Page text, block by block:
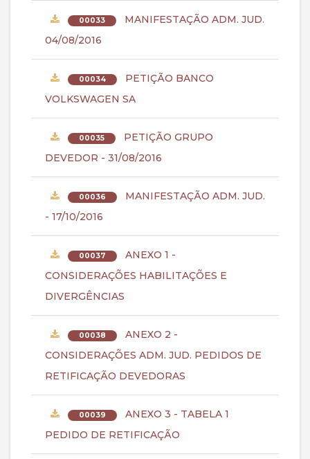
00033
MANIFESTAÇÃO ADM. JUD.
04/08/2016
00034
PETIÇÃO BANCO
VOLKSWAGEN SA
00035
PETIÇÃO GRUPO
DEVEDOR - 31/08/2016
00036
MANIFESTAÇÃO ADM. JUD.
- 17/10/2016
00037
ANEXO 1 -
CONSIDERAÇÕES HABILITAÇÕES E
DIVERGÊNCIAS
00038
ANEXO 2 -
CONSIDERAÇÕES ADM. JUD. PEDIDOS DE
RETIFICAÇÃO DEVEDORAS
00039
ANEXO 3 - TABELA 1
PEDIDO DE RETIFICAÇÃO